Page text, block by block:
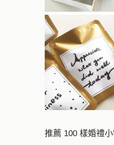
推薦 100 樣婚禮